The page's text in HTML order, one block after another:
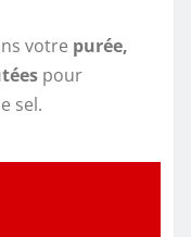
votre purée,
pour
sel.